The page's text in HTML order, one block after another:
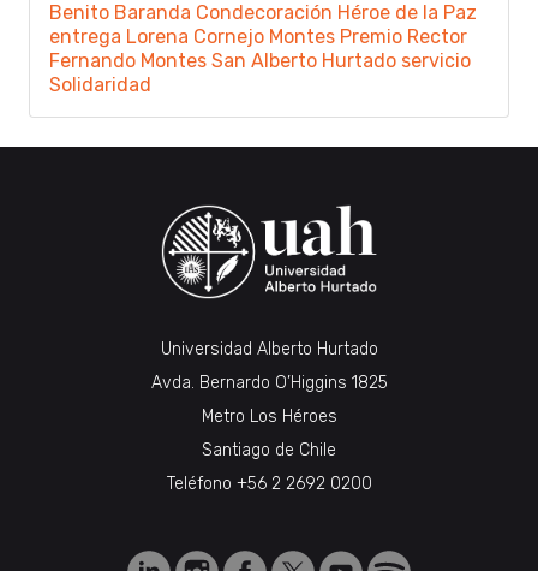
Benito Baranda Condecoración Héroe de la Paz
entrega Lorena Cornejo Montes Premio Rector
Fernando Montes San Alberto Hurtado servicio
Solidaridad
Universidad Alberto Hurtado
Avda. Bernardo O’Higgins 1825
Metro Los Héroes
Santiago de Chile
Teléfono +56 2 2692 0200